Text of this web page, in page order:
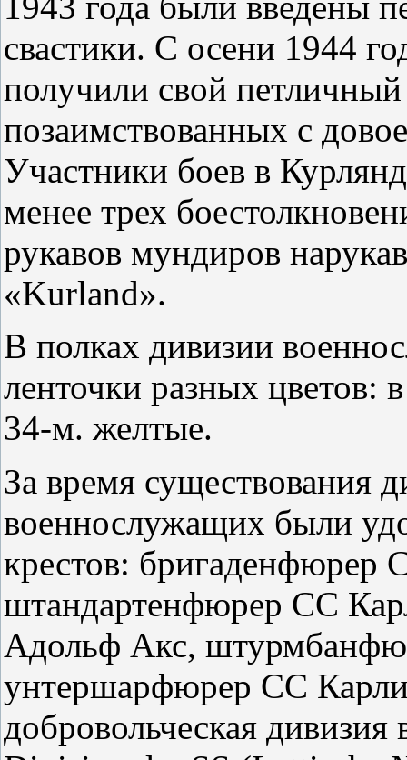
свастики. С осени 1944
получили свой петличный
позаимствованных с
Участники боев в
менее трех
рукавов мундиров
«Kurland».
В полках дивизии
ленточки разных цветов:
34-м. желтые.
За время существования
военнослужащих были
крестов: бригаденфюрер
штандартенфюрер СС
Адольф Акс,
унтершарфюрер СС
добровольческая